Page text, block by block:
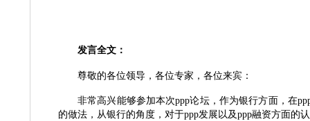
发言全文：
尊敬的各位领导，各位专家，各位来宾：
非常高兴能够参加本次ppp论坛，作为银行方面，在
的做法，从银行的角度，对于ppp发展以及ppp融资方面的